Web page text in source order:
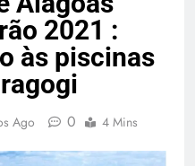
Verão 2027
2021 :
às piscinas
Ago 0 4 Mins